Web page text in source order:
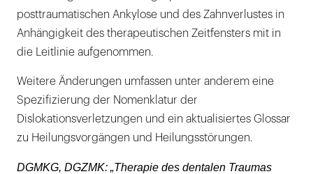
posttraumatischen Ankylose und des Zahnverlustes in
Anhängigkeit des therapeutischen Zeitfensters mit in
die Leitlinie aufgenommen.
Weitere Änderungen umfassen unter anderem eine
Spezifizierung der Nomenklatur der
Dislokationsverletzungen und ein aktualisiertes Glossar
zu Heilungsvorgängen und Heilungsstörungen.
DGMKG, DGZMK: „Therapie des dentalen Traumas